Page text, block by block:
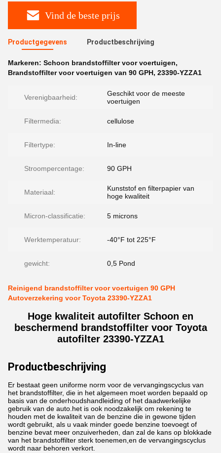
Vind de beste prijs
Productgegevens Productbeschrijving
Markeren: Schoon brandstoffilter voor voertuigen,
Brandstoffilter voor voertuigen van 90 GPH, 23390-YZZA1
Verenigbaarheid:
Geschikt voor de meeste
voertuigen
Filtermedia: cellulose
Filtertype: In-line
Stroompercentage: 90 GPH
Materiaal:
Kunststof en filterpapier van
hoge kwaliteit
Micron-classificatie: 5 microns
Werktemperatuur: -40°F tot 225°F
gewicht: 0,5 Pond
Reinigend brandstoffilter voor voertuigen 90 GPH
Autoverzekering voor Toyota 23390-YZZA1
Hoge kwaliteit autofilter Schoon en
beschermend brandstoffilter voor Toyota
autofilter 23390-YZZA1
Productbeschrijving
Er bestaat geen uniforme norm voor de vervangingscyclus van
het brandstoffilter, die in het algemeen moet worden bepaald op
basis van de onderhoudshandleiding of het daadwerkelijke
gebruik van de auto.het is ook noodzakelijk om rekening te
houden met de kwaliteit van de benzine die in gewone tijden
wordt gebruikt, als u vaak minder goede benzine toevoegt of
benzine bevat meer onzuiverheden, dan zal de kans op blokkade
van het brandstoffilter sterk toenemen,en de vervangingscyclus
wordt naar behoren verkort.